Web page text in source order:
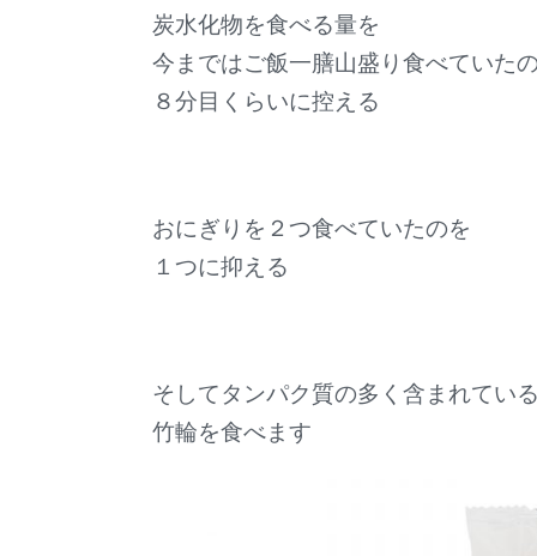
炭水化物を食べる量を
今まではご飯一膳山盛り食べていた
８分目くらいに控える
おにぎりを２つ食べていたのを
１つに抑える
そしてタンパク質の多く含まれてい
竹輪を食べます